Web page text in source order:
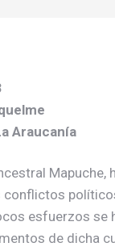
Araucanía
Mapuche,
conflictos
esfuerzos se
de dicha